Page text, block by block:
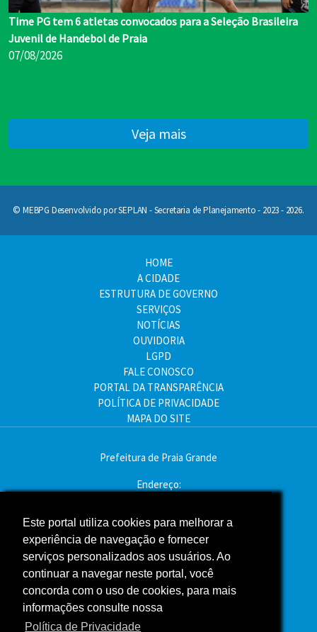
Este portal utiliza cookies para melhorar a
experiência de navegação e fornecer
serviços personalizados aos usuários. Ao
continuar a navegar neste portal, você
concorda com o uso de cookies, para mais
informações consulte nossa
Política de Privacidade
Time PG tem 6 atletas convocados para a Seleção Brasileira
Juvenil de Handebol de Praia
07/08/2026
Veja mais
© MEBPG Desenvolvido por SEPLAN - Secretaria de Planejamento - 2023 - 2026.
HOME
A CIDADE
ESTRUTURA DE GOVERNO
SERVIÇOS
NOTÍCIAS
OUVIDORIA
LGPD
FALE CONOSCO
PORTAL DA TRANSPARÊNCIA
POLÍTICA DE PRIVACIDADE
MAPA DO SITE
Prefeitura de Praia Grande
Endereço:
CEP: 11704-900
Telefone:(13) 3496-2000
Atendimento: segunda a sexta - das 9h às 16h
Assessoria de Imprensa